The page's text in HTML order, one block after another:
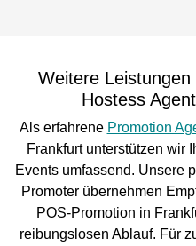
Weitere
Hostess
Als erfahrene Promotion
Frankfurt unterstützen wir
Events umfassend. Unsere
Promoter übernehmen
POS-Promotion in
reibungslosen Ablauf. Für